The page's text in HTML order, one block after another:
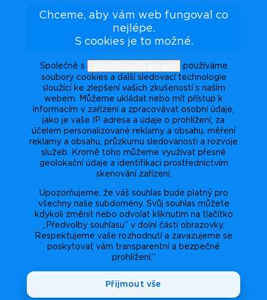
Chceme, aby vám web fungoval co
nejlépe.
S cookies je to možné.
Společně s
používáme
soubory cookies a další sledovací technologie
sloužící ke zlepšení vašich zkušeností s naším
webem. Můžeme ukládat nebo mít přístup k
informacím v zařízení a zpracovávat osobní údaje,
jako je vaše IP adresa a údaje o prohlížení, za
účelem personalizované reklamy a obsahu, měření
reklamy a obsahu, průzkumu sledovanosti a rozvoje
služeb. Kromě toho můžeme využívat přesné
geolokační údaje a identifikaci prostřednictvím
skenování zařízení.
Upozorňujeme, že váš souhlas bude platný pro
všechny naše subdomény. Svůj souhlas můžete
kdykoli změnit nebo odvolat kliknutím na tlačítko
„Předvolby souhlasu” v dolní části obrazovky.
Respektujeme vaše rozhodnutí a zavazujeme se
poskytovat vám transparentní a bezpečné
prohlížení.”
Přijmout vše